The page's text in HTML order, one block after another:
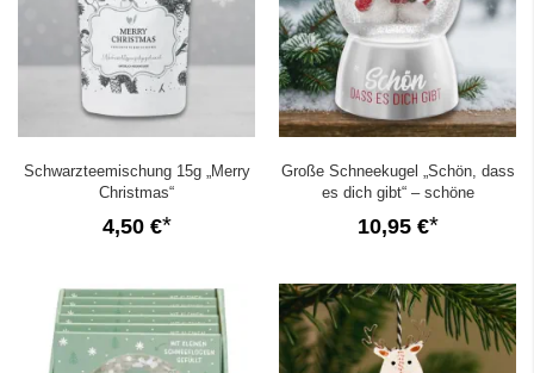
Schwarzteemischung 15g „Merry
Christmas“
4,50 €
Große Schneekugel „Schön, dass
es dich gibt“ – schöne
Weihnachtsdeko und Geschenkidee
10,95 €